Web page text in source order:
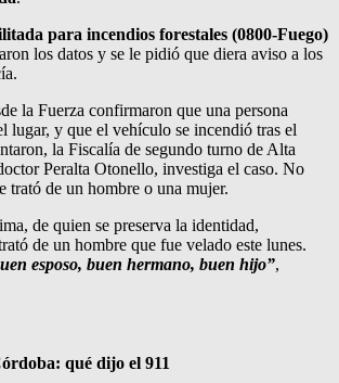
para incendios forestales (0800-Fuego)
los datos y se le pidió que diera aviso a los
la Fuerza confirmaron que una persona
lugar, y que el vehículo se incendió tras el
la Fiscalía de segundo turno de Alta
Peralta Otonello, investiga el caso. No
trató de un hombre o una mujer.
de quien se preserva la identidad,
de un hombre que fue velado este lunes.
esposo, buen hermano, buen hijo”,
qué dijo el 911